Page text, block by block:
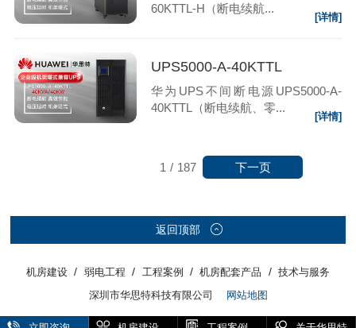
60KTTL-H（断电续航...
[详情]
UPS5000-A-40KTTL
华为UPS不间断电源UPS5000-A-
40KTTL（断电续航、零...
[详情]
1 / 187 下一页
返回顶部
机房建设 / 弱电工程 / 工程案例 / 机房配套产品 / 技术与服务
深圳市华思特科技有限公司
网站地图